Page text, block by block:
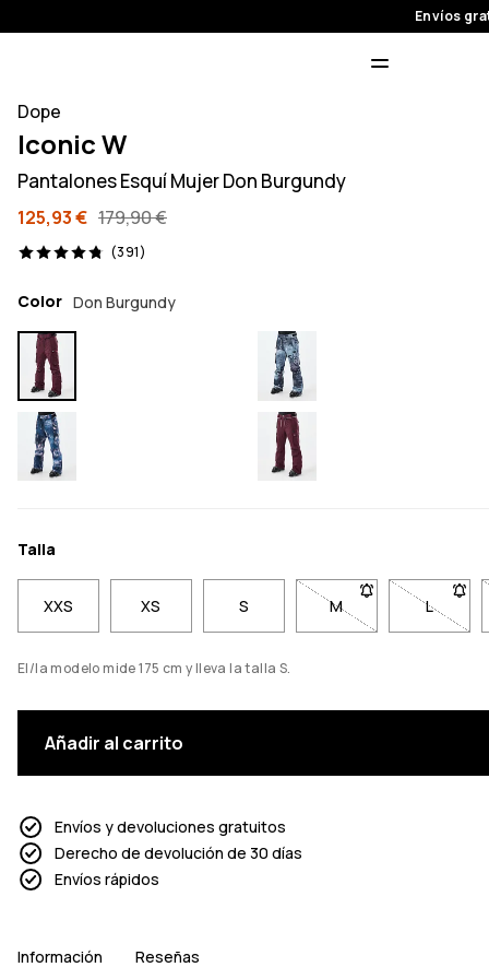
Envíos
Dope
Iconic W
Pantalones Esquí Mujer Don Burgundy
125,93 € 179,90 €
(391)
391 opiniones, 4.8/5
Color Don Burgundy
Talla
XXS XS S M- Talla M no L- Talla
El/la modelo mide 175 cm y lleva la talla S.
Añadir al carrito
Envíos y devoluciones gratuitos
Derecho de devolución de 30 días
Envíos rápidos
Información Reseñas